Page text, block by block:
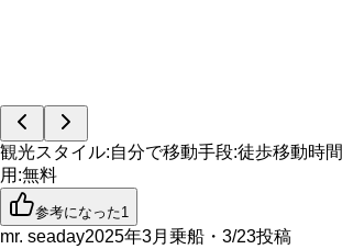
観光スタイル:自分で移動手段:徒歩移動時間
用 :無料
参考になった1
mr. seaday2025年3月乗船・3/23投稿